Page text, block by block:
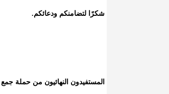
شكرًا لتضامنكم ودعائكم.
المستفيدون النهائيون من حملة جمع